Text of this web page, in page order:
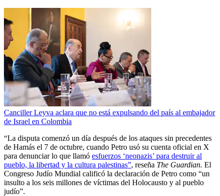
Canciller Leyva aclara que no está expulsando del país al embajador
de Israel en Colombia
“La disputa comenzó un día después de los ataques sin precedentes
de Hamás el 7 de octubre, cuando Petro usó su cuenta oficial en X
para denunciar lo que llamó esfuerzos ‘neonazis’ para destruir al
pueblo, la libertad y la cultura palestinas”, reseña The Guardian. El
Congreso Judío Mundial calificó la declaración de Petro como “un
insulto a los seis millones de víctimas del Holocausto y al pueblo
judío”.